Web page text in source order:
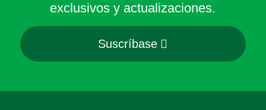
exclusivos y actualizaciones.
Suscríbase